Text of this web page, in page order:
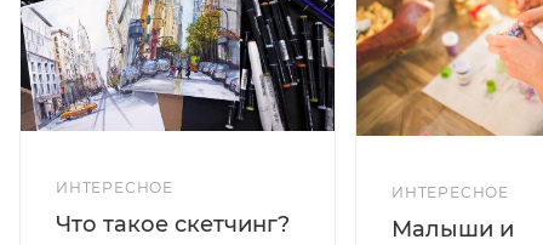
ИНТЕРЕСНОЕ
Что такое скетчинг?
ИНТЕРЕСНОЕ
Малыши и